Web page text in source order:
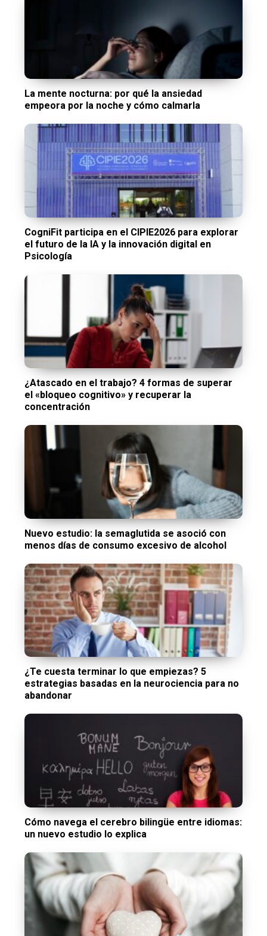
La mente nocturna: por qué la ansiedad
empeora por la noche y cómo calmarla
CogniFit participa en el CIPIE2026 para explorar
el futuro de la IA y la innovación digital en
Psicología
¿Atascado en el trabajo? 4 formas de superar
el «bloqueo cognitivo» y recuperar la
concentración
Nuevo estudio: la semaglutida se asoció con
menos días de consumo excesivo de alcohol
¿Te cuesta terminar lo que empiezas? 5
estrategias basadas en la neurociencia para no
abandonar
Cómo navega el cerebro bilingüe entre idiomas:
un nuevo estudio lo explica